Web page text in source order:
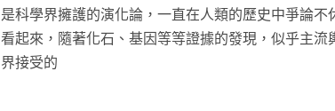
是科學界擁護的演化論，一直在人類的歷史中爭論不
看起來，隨著化石、基因等等證據的發現，似乎主流
界接受的